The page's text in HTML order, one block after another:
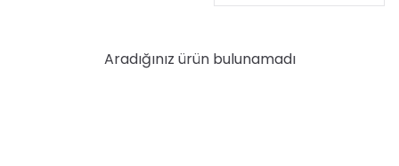
Aradığınız ürün bulunamadı